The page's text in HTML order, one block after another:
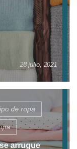
28 julio, 2021
de ropa
arrugue